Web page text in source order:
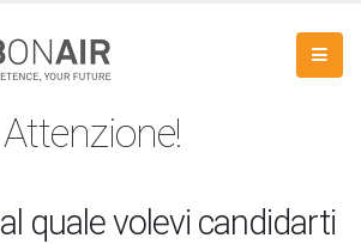
Attenzione!
quale volevi candidarti